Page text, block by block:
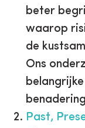
beter
waarop
de
Ons
Past,